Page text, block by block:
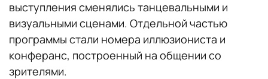
выступления сменялись танцевальными и
визуальными сценами. Отдельной частью
программы стали номера иллюзиониста и
конферанс, построенный на общении со
зрителями.